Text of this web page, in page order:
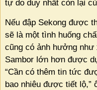
tự do duy nhất còn lại
Nếu đập Sekong được
sẽ là một tình huống
cũng có ảnh hưởng như
Sambor lớn hơn được
“Cần có thêm tin tức
bao nhiêu được tiết lộ,”